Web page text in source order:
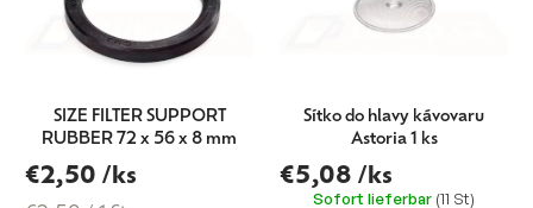
SIZE FILTER SUPPORT
RUBBER 72 x 56 x 8 mm
€2,50 /ks
Sítko do hlavy kávovaru
Astoria 1 ks
€5,08 /ks
Sofort lieferbar (11 St)